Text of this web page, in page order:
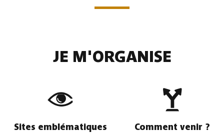
JE M'ORGANISE
Sites emblématiques Comment venir ?